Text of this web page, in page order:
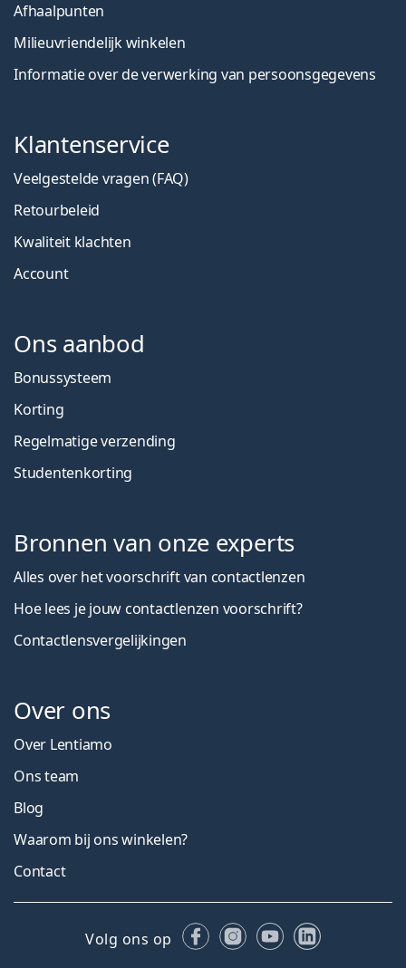
Afhaalpunten
Milieuvriendelijk winkelen
Informatie over de verwerking van persoonsgegevens
Klantenservice
Veelgestelde vragen (FAQ)
Retourbeleid
Kwaliteit klachten
Account
Ons aanbod
Bonussysteem
Korting
Regelmatige verzending
Studentenkorting
Bronnen van onze experts
Alles over het voorschrift van contactlenzen
Hoe lees je jouw contactlenzen voorschrift?
Contactlensvergelijkingen
Over ons
Over Lentiamo
Ons team
Blog
Waarom bij ons winkelen?
Contact
Volg ons op FacebookInstagram
YouTubeLinkedIn